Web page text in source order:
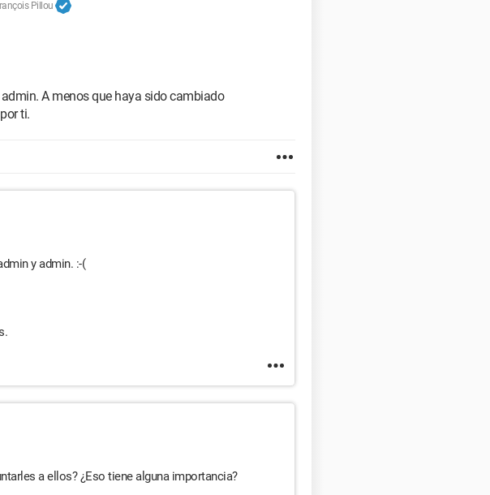
Pillou
A menos que haya sido cambiado
ti.
y admin. :-(
a ellos? ¿Eso tiene alguna importancia?